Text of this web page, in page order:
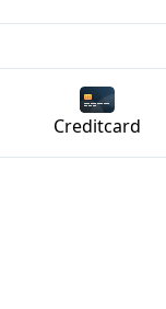
Creditcard